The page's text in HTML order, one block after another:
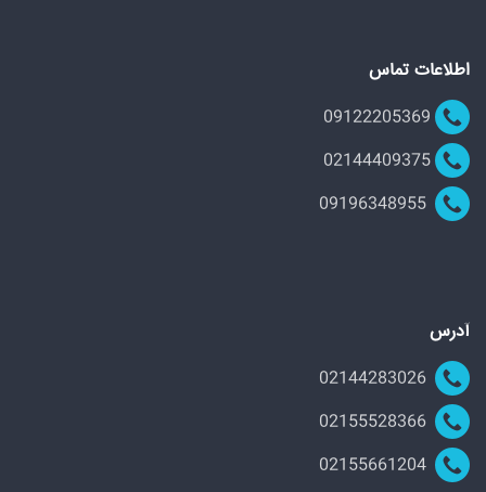
اطلاعات تماس
آدرس